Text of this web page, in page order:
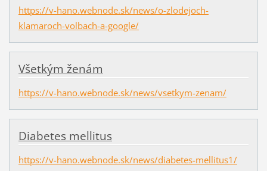
https://v-hano.webnode.sk/news/o-zlodejoch-
klamaroch-volbach-a-google/
Všetkým ženám
https://v-hano.webnode.sk/news/vsetkym-zenam/
Diabetes mellitus
https://v-hano.webnode.sk/news/diabetes-mellitus1/